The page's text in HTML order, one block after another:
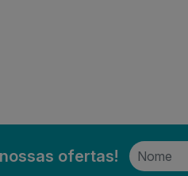
ofertas!